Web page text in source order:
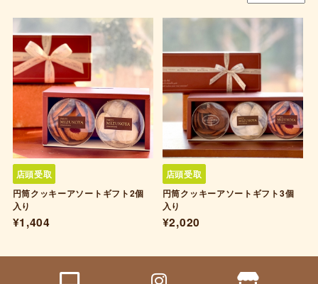
店頭受取
円筒クッキーアソートギフト2個
入り
¥1,404
店頭受取
円筒クッキーアソートギフト3個
入り
¥2,020